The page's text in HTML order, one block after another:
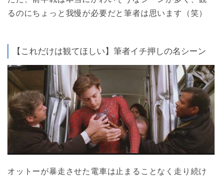
るのにちょっと我慢が必要だと筆者は思います（笑）
【これだけは観てほしい】筆者イチ押しの名シーン
オットーが暴走させた電車は止まることなく走り続け